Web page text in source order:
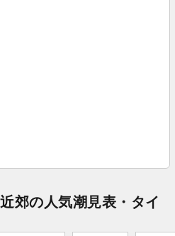
郊の人気潮見表・タイ